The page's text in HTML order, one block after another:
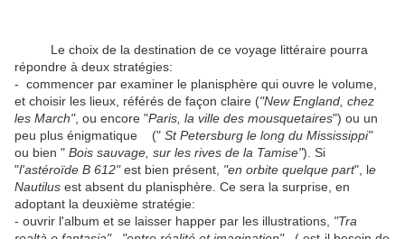
Le choix de la destination de ce voyage littéraire pourra
répondre à deux stratégies:
- commencer par examiner le planisphère qui ouvre le volume,
et choisir les lieux, référés de façon claire ("New England, chez
les March", ou encore "Paris, la ville des mousquetaires") ou un
peu plus énigmatique (" St Petersburg le long du Mississippi"
ou bien " Bois sauvage, sur les rives de la Tamise"). Si
"l'astéroïde B 612"est bien présent, "en orbite quelque part", le
Nautilus est absent du planisphère. Ce sera la surprise, en
adoptant la deuxième stratégie:
- ouvrir l'album et se laisser happer par les illustrations, "Tra